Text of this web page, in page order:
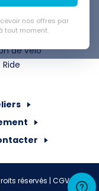
de retour
de vélo
nos offres par
tout moment.
réservés | CGV -